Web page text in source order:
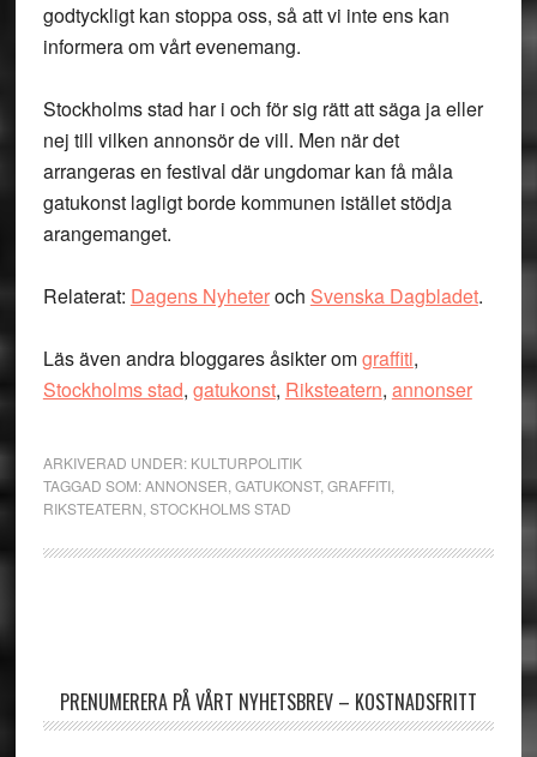
godtyckligt kan stoppa oss, så att vi inte ens kan
informera om vårt evenemang.
Stockholms stad har i och för sig rätt att säga ja eller
nej till vilken annonsör de vill. Men när det
arrangeras en festival där ungdomar kan få måla
gatukonst lagligt borde kommunen istället stödja
arangemanget.
Relaterat: Dagens Nyheteroch Svenska Dagbladet.
Läs även andra bloggares åsikter omgraffiti,
Stockholms stad, gatukonst, Riksteatern, annonser
ARKIVERAD UNDER: KULTURPOLITIK
TAGGAD SOM:ANNONSER GATUKONST, GRAFFITI,
RIKSTEATERN STOCKHOLMS STAD
PRENUMERERA PÅ VÅRT NYHETSBREV – KOSTNADSFRITT